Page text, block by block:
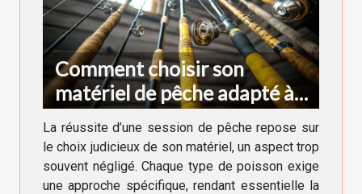
Comment choisir son
matériel de pêche adapté à
chaque type de poisson
La réussite d’une session de pêche repose sur
le choix judicieux de son matériel, un aspect trop
souvent négligé. Chaque type de poisson exige
une approche spécifique, rendant essentielle la